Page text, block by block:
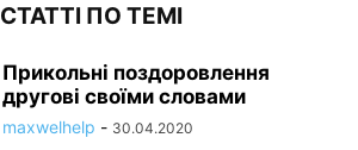
СТАТТІ ПО ТЕМІ
Прикольні поздоровлення
другові своїми словами
maxwelhelp - 30.04.2020